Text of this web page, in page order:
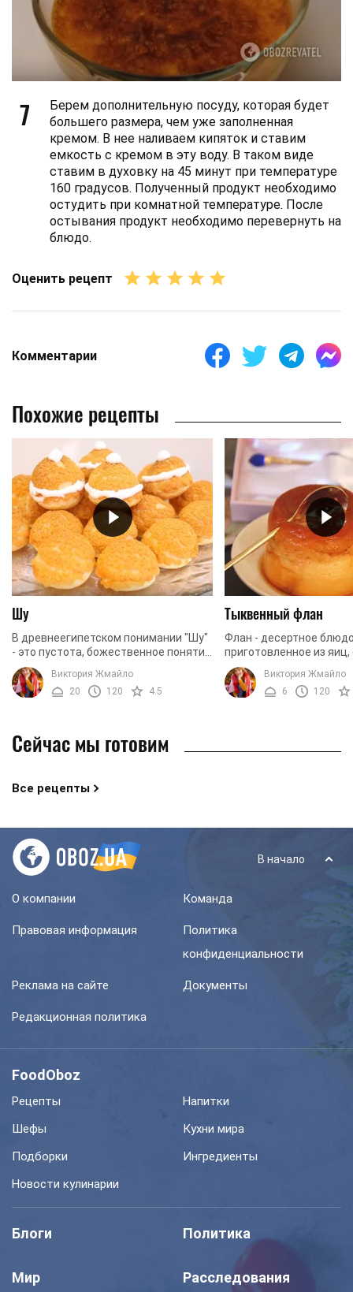
7
Берем дополнительную посуду, которая будет
большего размера, чем уже заполненная
кремом. В нее наливаем кипяток и ставим
емкость с кремом в эту воду. В таком виде
ставим в духовку на 45 минут при температуре
160 градусов. Полученный продукт необходимо
остудить при комнатной температуре. После
остывания продукт необходимо перевернуть на
блюдо.
Оценить рецепт
Комментарии
Похожие рецепты
Шу
В древнеегипетском понимании "Шу"
- это пустота, божественное понятие
воздуха и неба. Именно так можно
сказать про пирожное "Шу." Легкое и
воздушное, ...
Виктория Жмайло
20
120 4.5
Тыквенный флан
Флан - десертное
приготовленное из яиц,
молока, поверх
Данный десерт пришел
испанской кухни и стал
Виктория Жмайло
6
120
Сейчас мы готовим
Все рецепты
В начало
О компании Команда
Правовая информация
Политика
конфиденциальности
Реклама на сайте Документы
Редакционная политика
FoodOboz
Рецепты
Напитки
Шефы
Кухни мира
Подборки
Ингредиенты
Новости кулинарии
Блоги Политика
Мир Расследования